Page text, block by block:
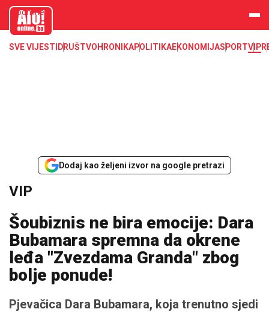
aloonline.b
SVE VIJESTI DRUŠTVOHRONIKAPOLITIKAEKONOMIJASPORTVIP
Dodaj kao željeni izvor na google pretrazi
VIP
Šoubiznis ne bira emocije: Dara
Bubamara spremna da okrene
leđa "Zvezdama Granda" zbog
bolje ponude!
Pjevačica Dara Bubamara, koja trenutno sjedi